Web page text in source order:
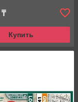
₸
Купить